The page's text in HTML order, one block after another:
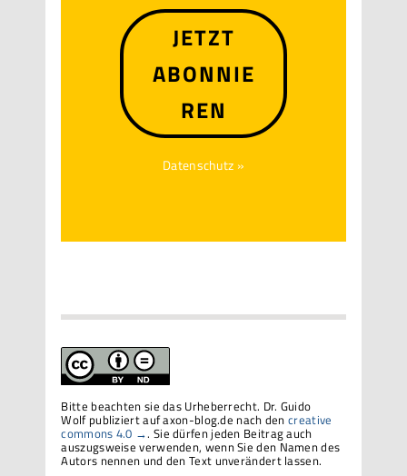
JETZT
ABONNIE
REN
Datenschutz »
Bitte beachten sie das Urheberrecht. Dr. Guido
Wolf publiziert auf axon-blog.de nach dencreative
commons 4.0 →. Sie dürfen jeden Beitrag auch
auszugsweise verwenden, wenn Sie den Namen des
Autors nennen und den Text unverändert lassen.